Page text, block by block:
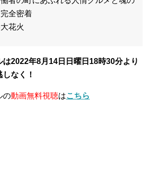
全密着
花火
は2022年8月14日日曜日18時30分より
なく！
の動画無料視聴はこちら